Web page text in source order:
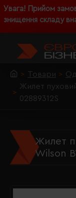
Увага! Прийом
знищення складу
Товари
Жилет
02889312S
Жилет
Wilson